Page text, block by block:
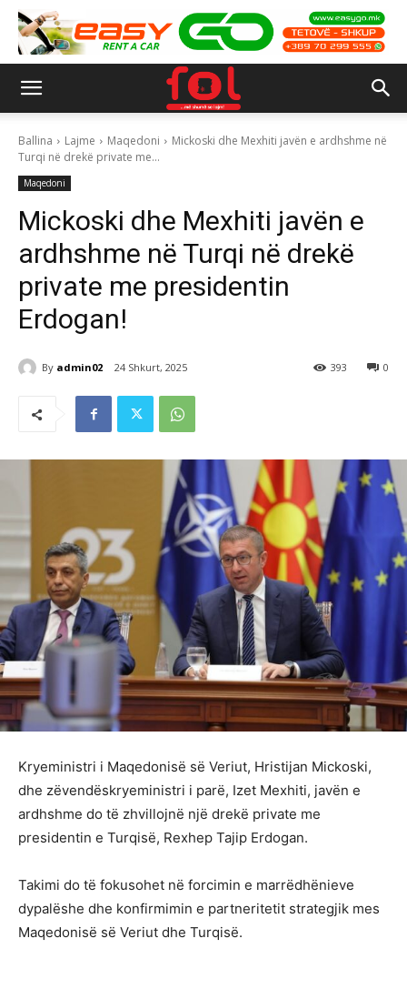
Ballina Lajme Maqedoni
Mickoski dhe Mexhiti javën e ardhshme në
Turqi në drekë private me...
Maqedoni
Mickoski dhe Mexhiti javën e
ardhshme në Turqi në drekë
private me presidentin
Erdogan!
By admin02 24 Shkurt, 2025 0
393
Kryeministri i Maqedonisë së Veriut, Hristijan Mickoski,
dhe zëvendëskryeministri i parë, Izet Mexhiti, javën e
ardhshme do të zhvillojnë një drekë private me
presidentin e Turqisë, Rexhep Tajip Erdogan.
Takimi do të fokusohet në forcimin e marrëdhënieve
dypalëshe dhe konfirmimin e partneritetit strategjik mes
Maqedonisë së Veriut dhe Turqisë.